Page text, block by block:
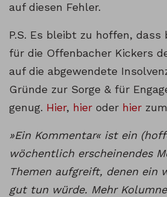
auf diesen Fehler.
P.S. Es bleibt zu hoffen, dass
für die Offenbacher Kickers
auf die abgewendete
Gründe zur Sorge & für
genug. Hier, hier oder hier
»Ein Kommentar« ist ein
wöchentlich erscheinendes
Themen aufgreift, denen ein
gut tun würde. Mehr